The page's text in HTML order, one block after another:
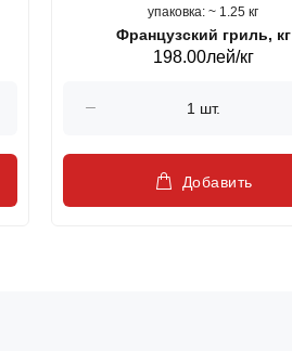
упаковка: ~ 1.25 кг
Французский гриль, кг
198.00лей/кг
Добавить